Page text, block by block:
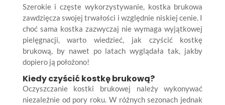
Szerokie i częste wykorzystywanie, kostka brukowa
zawdzięcza swojej trwałości i względnie niskiej cenie. I
choć sama kostka zazwyczaj nie wymaga wyjątkowej
pielęgnacji, warto wiedzieć, jak czyścić kostkę
brukową, by nawet po latach wyglądała tak, jakby
dopiero ją położono!
Kiedy czyścić kostkę brukową?
Oczyszczanie kostki brukowej należy wykonywać
niezależnie od pory roku. W różnych sezonach jednak